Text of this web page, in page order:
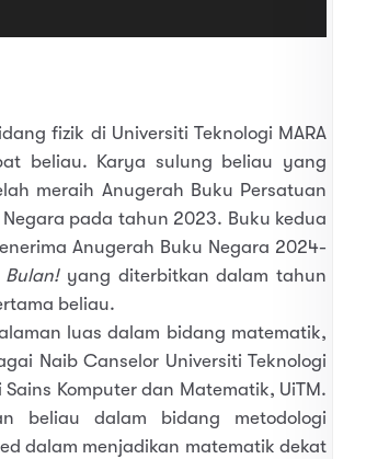
fizik di Universiti Teknologi MARA
beliau. Karya sulung beliau yang
meraih Anugerah Buku Persatuan
pada tahun 2023. Buku kedua
Anugerah Buku Negara 2024-
Bulan!yang diterbitkan dalam tahun
beliau.
luas dalam bidang matematik,
Naib Canselor Universiti Teknologi
Komputer dan Matematik, UiTM.
beliau dalam bidang metodologi
dalam menjadikan matematik dekat